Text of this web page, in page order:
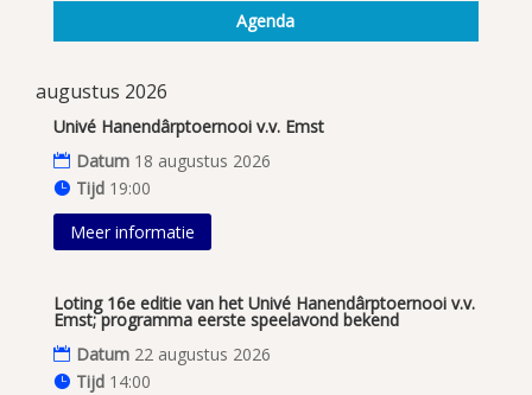
Agenda
augustus 2026
Univé Hanendârptoernooi v.v. Emst
Datum 18 augustus 2026
Tijd 19:00
Meer informatie
Loting 16e editie van het Univé Hanendârptoernooi v.v.
Emst; programma eerste speelavond bekend
Datum 22 augustus 2026
Tijd 14:00